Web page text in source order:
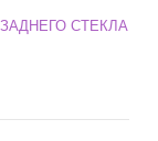
СТЕКЛА